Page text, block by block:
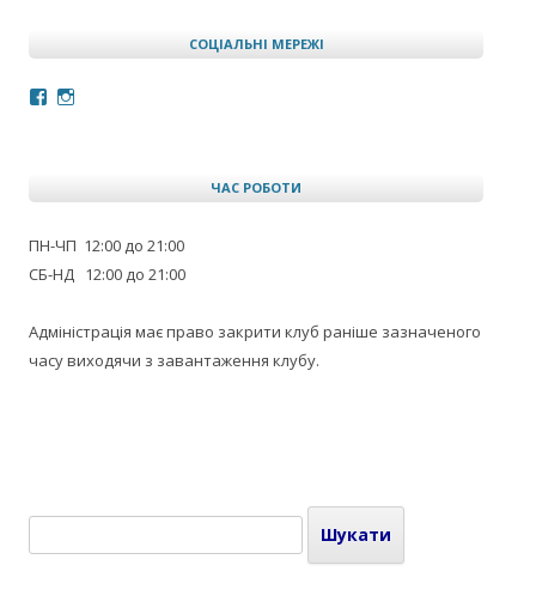
СОЦІАЛЬНІ МЕРЕЖІ
Facebook
Instagram
ЧАС РОБОТИ
ПН-ЧП 12:00 до 21:00
СБ-НД 12:00 до 21:00
Адміністрація має право закрити клуб раніше зазначеного
часу виходячи з завантаження клубу.
Пошук: